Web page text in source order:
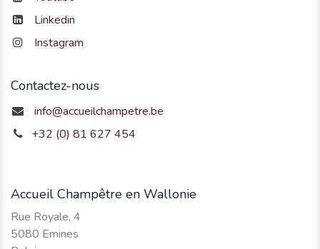
Linkedin
Instagram
Contactez-nous
info@accueilchampetre.be
+32 (0) 81 627 454
Accueil Champêtre en Wallonie
Rue Royale, 4
5080 Emines